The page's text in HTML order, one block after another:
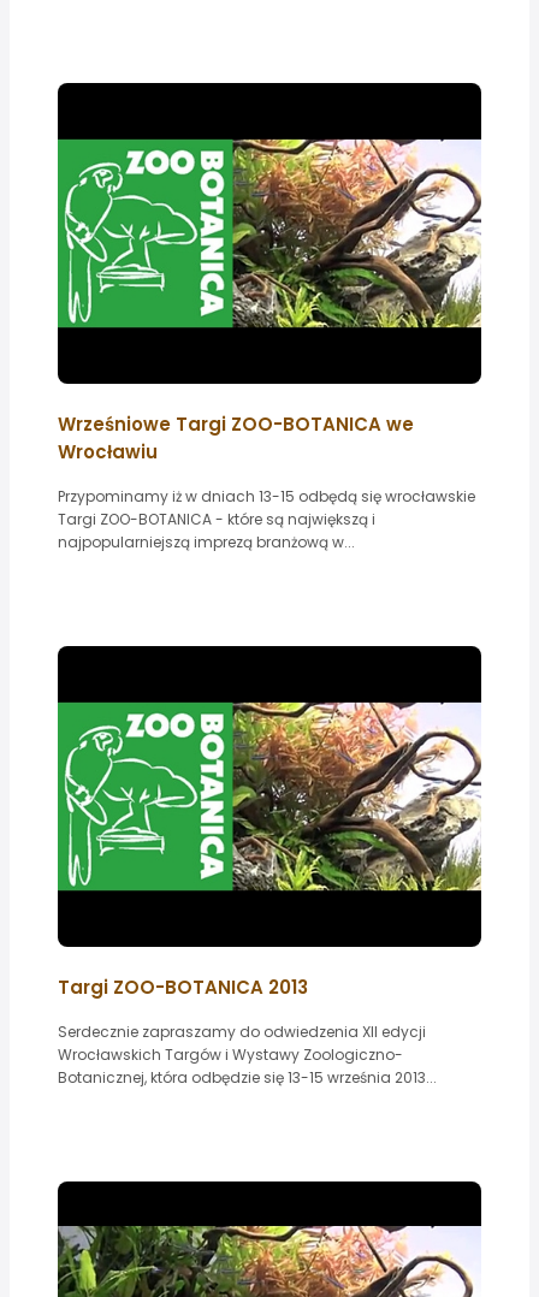
Wrześniowe Targi ZOO-BOTANICA we
Wrocławiu
Przypominamy iż w dniach 13-15 odbędą się wrocławskie
Targi ZOO-BOTANICA - które są największą i
najpopularniejszą imprezą branżową w...
Targi ZOO-BOTANICA 2013
Serdecznie zapraszamy do odwiedzenia XII edycji
Wrocławskich Targów i Wystawy Zoologiczno-
Botanicznej, która odbędzie się 13-15 września 2013...